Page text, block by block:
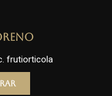
frutiorticola